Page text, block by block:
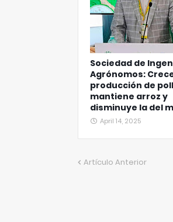
Sociedad de
Agrónomos:
producción de
mantiene arroz y
disminuye la del
April 14, 2025
Artículo Anterior